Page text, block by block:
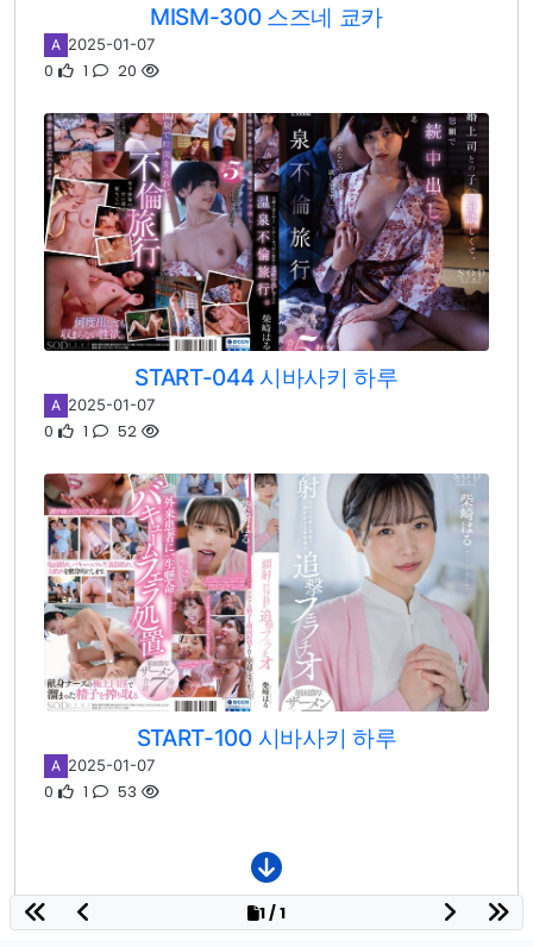
MISM-300 스즈네 쿄카
A 2025-01-07
0 1 20
START-044 시바사키 하루
A 2025-01-07
0 1 52
START-100 시바사키 하루
A 2025-01-07
0 1 53
1 / 1